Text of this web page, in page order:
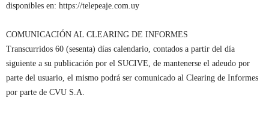
disponibles en: https://telepeaje.com.uy
COMUNICACIÓN AL CLEARING DE INFORMES
Transcurridos 60 (sesenta) días calendario, contados a partir del día
siguiente a su publicación por el SUCIVE, de mantenerse el adeudo por
parte del usuario, el mismo podrá ser comunicado al Clearing de Informes
por parte de CVU S.A.